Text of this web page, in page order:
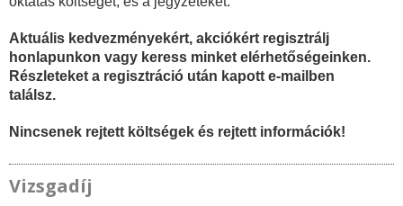
Aktuális kedvezményekért, akciókért regisztrálj
honlapunkon vagy keress minket elérhetőségeinken.
Részleteket a regisztráció után kapott e-mailben
találsz.
Nincsenek rejtett költségek és rejtett információk!
Vizsgadíj